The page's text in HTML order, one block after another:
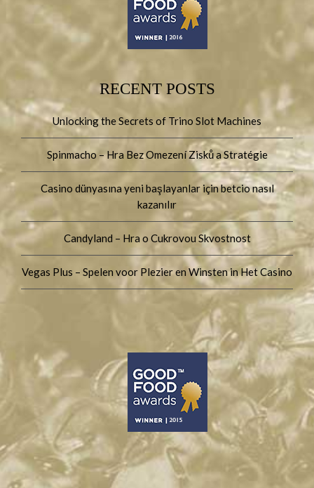
RECENT POSTS
Unlocking the Secrets of Trino Slot Machines
Spinmacho – Hra Bez Omezení Zisků a Stratégie
Casino dünyasına yeni başlayanlar için betcio nasıl
kazanılır
Candyland – Hra o Cukrovou Skvostnost
Vegas Plus – Spelen voor Plezier en Winsten in Het Casino